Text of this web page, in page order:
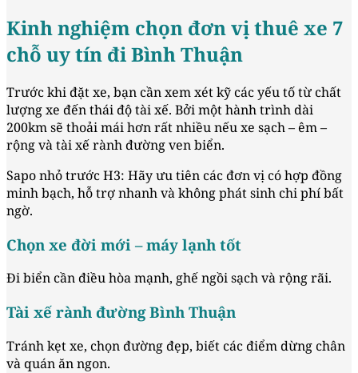
Kinh nghiệm chọn đơn vị thuê xe 7
chỗ uy tín đi Bình Thuận
Trước khi đặt xe, bạn cần xem xét kỹ các yếu tố từ chất
lượng xe đến thái độ tài xế. Bởi một hành trình dài
200km sẽ thoải mái hơn rất nhiều nếu xe sạch – êm –
rộng và tài xế rành đường ven biển.
Sapo nhỏ trước H3: Hãy ưu tiên các đơn vị có hợp đồng
minh bạch, hỗ trợ nhanh và không phát sinh chi phí bất
ngờ.
Chọn xe đời mới – máy lạnh tốt
Đi biển cần điều hòa mạnh, ghế ngồi sạch và rộng rãi.
Tài xế rành đường Bình Thuận
Tránh kẹt xe, chọn đường đẹp, biết các điểm dừng chân
và quán ăn ngon.